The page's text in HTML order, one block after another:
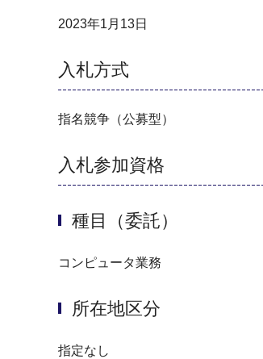
2023年1月13日
入札方式
指名競争（公募型）
入札参加資格
種目（委託）
コンピュータ業務
所在地区分
指定なし